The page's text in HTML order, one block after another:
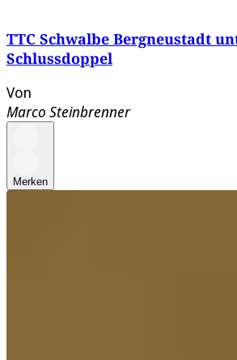
TTC Schwalbe Bergneustadt
Schlussdoppel
Von
Marco Steinbrenner
Merken